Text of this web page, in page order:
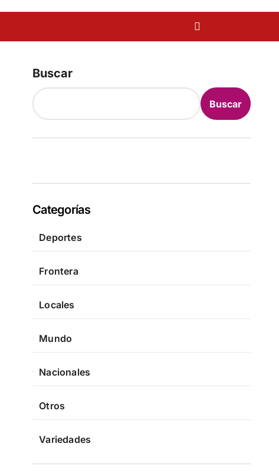
Buscar
Buscar
Categorías
Deportes
Frontera
Locales
Mundo
Nacionales
Otros
Variedades